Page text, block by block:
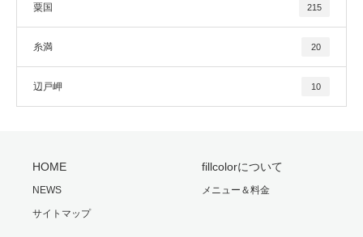
粟国 215
糸満 20
辺戸岬 10
HOME
NEWS
サイトマップ
fillcolorについて
メニュー＆料金